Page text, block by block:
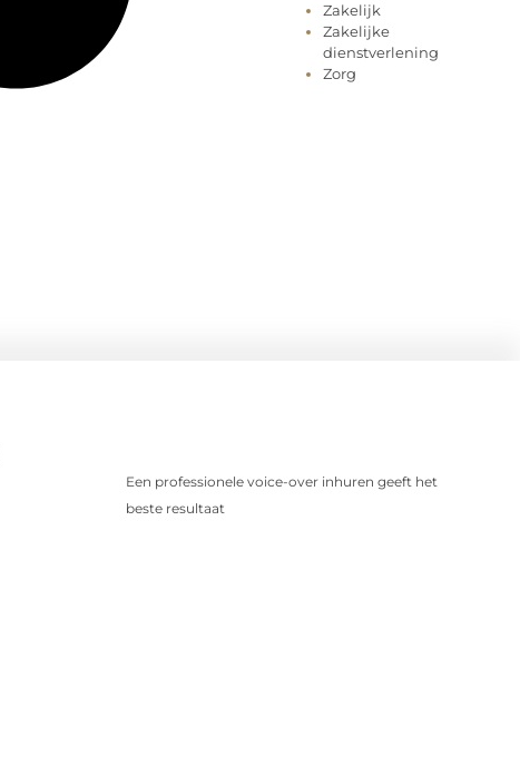
Zakelijk
Zakelijke
dienstverlening
Zorg
Een professionele voice-over inhuren geeft het
beste resultaat